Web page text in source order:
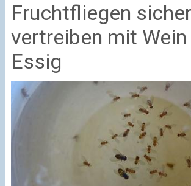
Fruchtfliegen sicher
vertreiben mit
Essig